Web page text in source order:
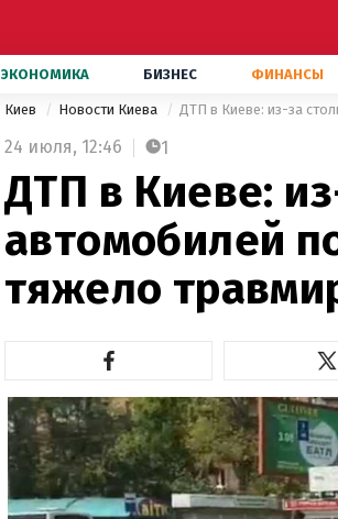
ЭКОНОМИКА БИЗНЕС ФИНАНСЫ
Киев Новости Киева ДТП в Киеве: из-за
24 июля, 12:46 1
ДТП в Киеве:
автомобилей
тяжело